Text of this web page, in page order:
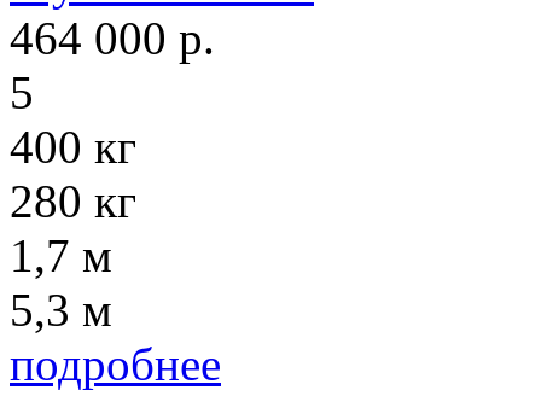
464 000 р.
5
400 кг
280 кг
1,7 м
5,3 м
подробнее